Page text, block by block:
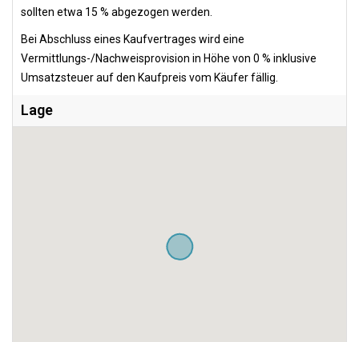
sollten etwa 15 % abgezogen werden.
Bei Abschluss eines Kaufvertrages wird eine
Vermittlungs-/Nachweisprovision in Höhe von 0 % inklusive
Umsatzsteuer auf den Kaufpreis vom Käufer fällig.
Lage